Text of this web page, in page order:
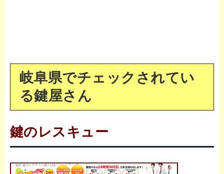
岐阜県でチェックされてい
る鍵屋さん
鍵のレスキュー